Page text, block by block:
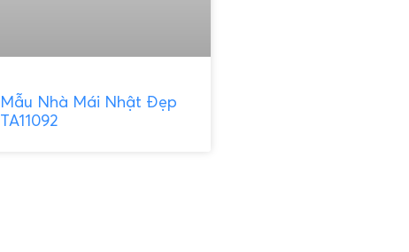
Mẫu Nhà Mái Nhật Đẹp
TA11092